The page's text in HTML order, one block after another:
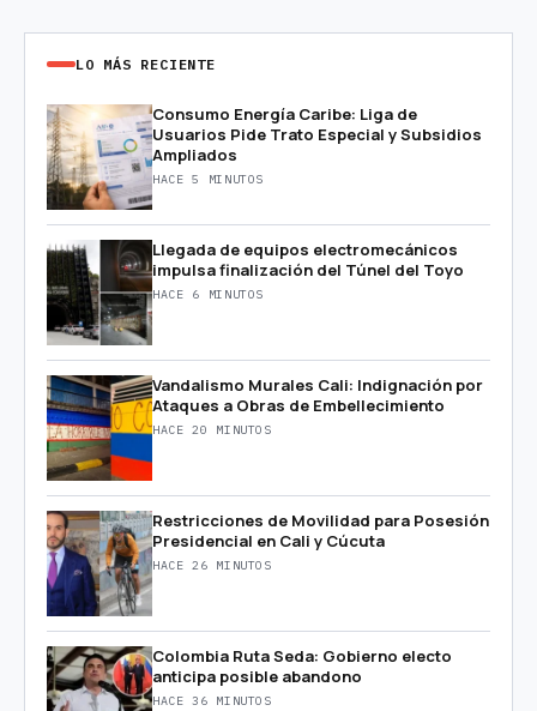
LO MÁS RECIENTE
Consumo Energía Caribe: Liga de
Usuarios Pide Trato Especial y Subsidios
Ampliados
HACE 5 MINUTOS
Llegada de equipos electromecánicos
impulsa finalización del Túnel del Toyo
HACE 6 MINUTOS
Vandalismo Murales Cali: Indignación por
Ataques a Obras de Embellecimiento
HACE 20 MINUTOS
Restricciones de Movilidad para Posesión
Presidencial en Cali y Cúcuta
HACE 26 MINUTOS
Colombia Ruta Seda: Gobierno electo
anticipa posible abandono
HACE 36 MINUTOS